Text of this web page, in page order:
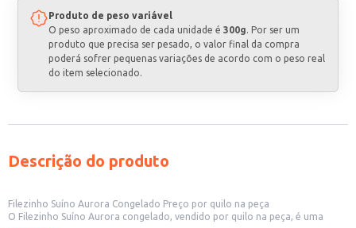
Produto de peso variável
O peso aproximado de cada unidade é 300g. Por ser um
produto que precisa ser pesado, o valor final da compra
poderá sofrer pequenas variações de acordo com o peso real
do item selecionado.
Descrição do produto
Filezinho Suíno Aurora Congelado Preço por quilo na peça
O Filezinho Suíno Aurora congelado, vendido por quilo na peça, é uma